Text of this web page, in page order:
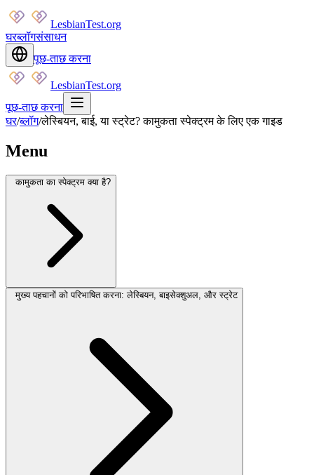
LesbianTest.org
घरब्लॉगसंसाधन
पूछ-ताछ करना
LesbianTest.org
पूछ-ताछ करना
घर/ब्लॉग/लेस्बियन, बाई, या स्ट्रेट? कामुकता स्पेक्ट्रम के लिए एक गाइड
Menu
कामुकता का स्पेक्ट्रम क्या है?
मुख्य पहचानों को परिभाषित करना: लेस्बियन, बाइसेक्शुअल, और स्ट्रेट